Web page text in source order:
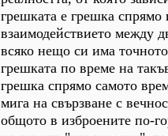
грешката е грешка спрямо
взаимодействието между
всяко нещо си има
грешката по време на
грешка спрямо самото
мига на свързване с
общото в изброените по-